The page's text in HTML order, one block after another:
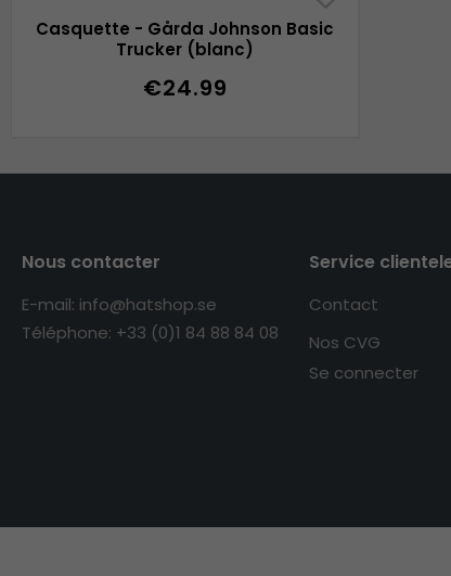
Casquette - Gårda Johnson Basic
Trucker (blanc)
€24.99
Nous contacter
E-mail: info@hatshop.se
Téléphone: +33 (0)1 84 88 84 08
Service
Contact
Nos CVG
Se connecter